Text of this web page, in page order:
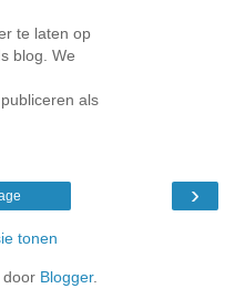
te laten op
blog. We
als
›
tonen
door Blogger.